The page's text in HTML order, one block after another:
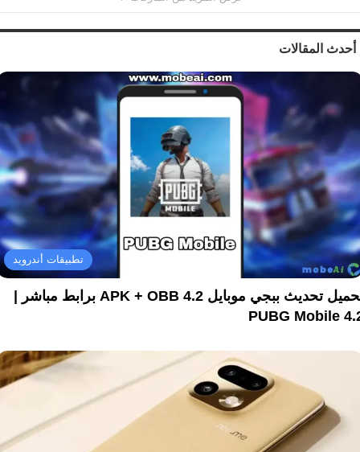
أحدث المقالات
تطبيقات أندرويد
تحميل تحديث ببجي موبايل 4.2 APK + OBB برابط مباشر |
PUBG Mobile